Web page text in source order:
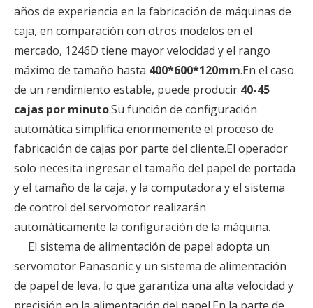
años de experiencia en la fabricación de máquinas de
caja, en comparación con otros modelos en el
mercado, 1246D tiene mayor velocidad y el rango
máximo de tamaño hasta 400*600*120mm.En el caso
de un rendimiento estable, puede producir 40-45
cajas por minuto.Su función de configuración
automática simplifica enormemente el proceso de
fabricación de cajas por parte del cliente.El operador
solo necesita ingresar el tamaño del papel de portada
y el tamaño de la caja, y la computadora y el sistema
de control del servomotor realizarán
automáticamente la configuración de la máquina.
El sistema de alimentación de papel adopta un
servomotor Panasonic y un sistema de alimentación
de papel de leva, lo que garantiza una alta velocidad y